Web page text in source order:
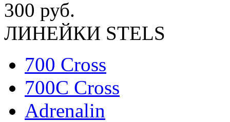
300 руб.
ЛИНЕЙКИ STELS
700 Cross
700C Cross
Adrenalin